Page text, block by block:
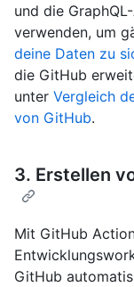
und die
verwenden, um
deine Daten zu
die GitHub
unter Vergleich
von GitHub.
3. Erstellen
Mit GitHub
GitHub